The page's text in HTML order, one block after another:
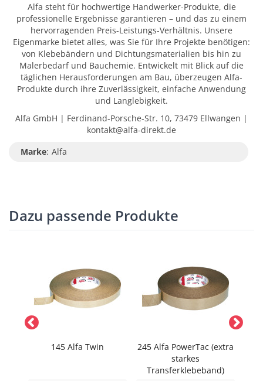
Alfa steht für hochwertige Handwerker-Produkte, die
professionelle Ergebnisse garantieren – und das zu einem
hervorragenden Preis-Leistungs-Verhältnis. Unsere
Eigenmarke bietet alles, was Sie für Ihre Projekte benötigen:
von Klebebändern und Dichtungsmaterialien bis hin zu
Malerbedarf und Bauchemie. Entwickelt mit Blick auf die
täglichen Herausforderungen am Bau, überzeugen Alfa-
Produkte durch ihre Zuverlässigkeit, einfache Anwendung
und Langlebigkeit.
Alfa GmbH | Ferdinand-Porsche-Str. 10, 73479 Ellwangen |
kontakt@alfa-direkt.de
Marke: Alfa
Dazu passende Produkte
145 Alfa Twin
245 Alfa PowerTac (extra
starkes
Transferklebeband)